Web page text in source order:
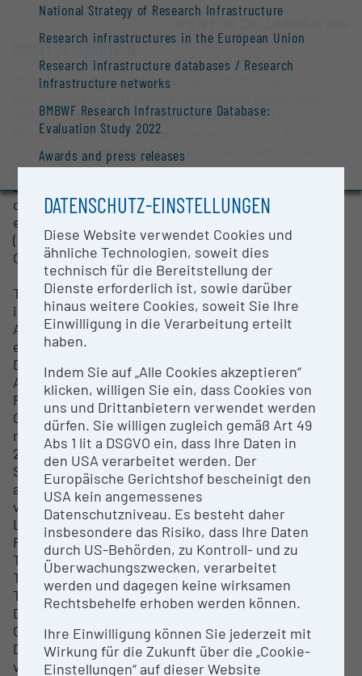
National Strategy of Research Infrastructure
Research infrastructures in the European Union
Research infrastructure databases / Research
infrastructure networks
BMBWF Research Infrastructure Database:
Evaluation Study 2022
Awards and press releases
SHORT DESCRIPTION
Mittels Inkjet Druck können Beschichtungen
aufgebracht werden. Dabei werden exakte
Materialmengen positionsgenau platziert. Durch
den Einsatz von digitalen Prozessketten können
hoch individualisierte Produkte hergestellt werden.
Die Entwicklung von funktionellen Tinten ermöglich
die Herstellung von Beschichtungen mit
entsprechenden Eigenschaften bzw. Funktionen
(z.B. elektrische Leitfähigkeit, Lichtleiter,
Organische Elektronik, …).
Typ: Piezo-gesteuerte Tropfengenerierung mit
integriertem Reservoir und Heizer
Anzahl der Düsen: 16 Düsen im Abstand von 254 µm,
einreihig
Druckkopftemperatur: Bis max. 70 °C
Auflösung: 100 – 5080 dpi
Reproduzierbarkeit: : ± 25 µm
Größe des Substrates: S ubstrathöhe < 0.5 mm: 210
mm x 315 mm; Substrathöhe 0.5 – 25 mm: 210 mm x
260 mm
Substrathalterung: Vakuumplatte bis max. 60 °C
aufheizbar
verwendbare Materialen: wasserbasierte,
Lösungsmittel-basierte, saure oder basische
Flüssigkeiten als Tinten (pH Wert 4 – 9)
Tintenvolumen/Kartusche: 1,5 mL
Tropfenvolumen: 1 bzw. 10 pL
Tintenanforderungen Viskosität: 10-12 cP bei
Drucktemperatur, Siedepunkte über 100°C,
Oberflächenspannung: 28-42 dynes/cm bei der
Drucktemperatur, relative Dichte größer als 1 ist
vorteilhaft, Partikelgröße max. 0,09 µm (1 pL
DATENSCHUTZ-EINSTELLUNGEN
Diese Website verwendet Cookies und
ähnliche Technologien, soweit dies
technisch für die Bereitstellung der
Dienste erforderlich ist, sowie darüber
hinaus weitere Cookies, soweit Sie Ihre
Einwilligung in die Verarbeitung erteilt
haben.
Indem Sie auf „Alle Cookies akzeptieren“
klicken, willigen Sie ein, dass Cookies von
uns und Drittanbietern verwendet werden
dürfen. Sie willigen zugleich gemäß Art 49
Abs 1 lit a DSGVO ein, dass Ihre Daten in
den USA verarbeitet werden. Der
Europäische Gerichtshof bescheinigt den
USA kein angemessenes
Datenschutzniveau. Es besteht daher
insbesondere das Risiko, dass Ihre Daten
durch US-Behörden, zu Kontroll- und zu
Überwachungszwecken, verarbeitet
werden und dagegen keine wirksamen
Rechtsbehelfe erhoben werden können.
Ihre Einwilligung können Sie jederzeit mit
Wirkung für die Zukunft über die „Cookie-
Einstellungen“ auf dieser Website